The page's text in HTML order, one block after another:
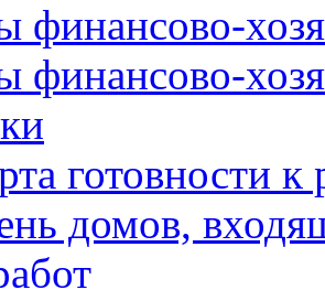
финансово-
финансово-
готовности
домов,